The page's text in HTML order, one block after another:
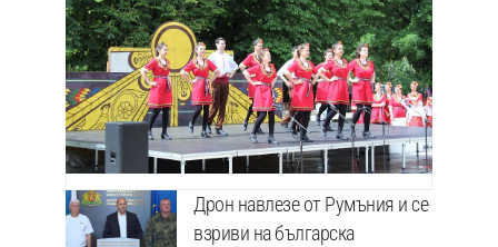
Дрон навлезе от Румъния и се
взриви на българска